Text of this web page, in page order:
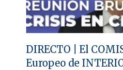
DIRECTO | El
Europeo de